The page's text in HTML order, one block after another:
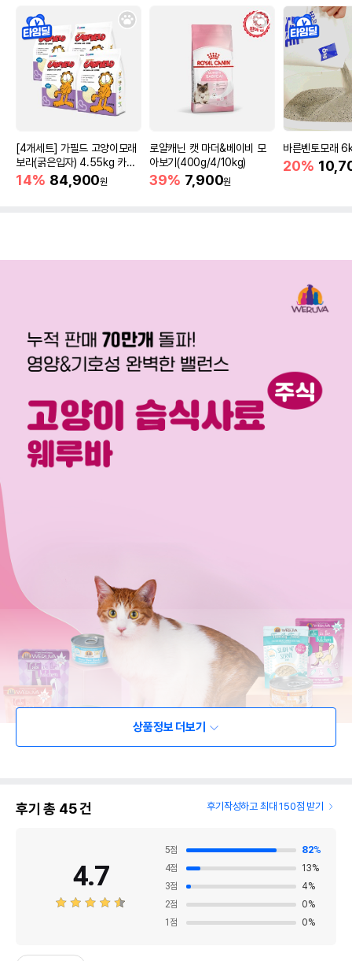
[4개세트] 가필드 고양이모래
보라(굵은입자) 4.55kg 카사
바모래
14% 84,900원
로얄캐닌 캣 마더&베이비 모
아보기(400g/4/10kg)
39% 7,900원
바른벤토모래
20%
상품정보 더보기
후기 총 45건 후기작성하고 최대 150점 받기
4.7
5점 82%
4점 13%
3점 4%
2점 0%
1 점 0%